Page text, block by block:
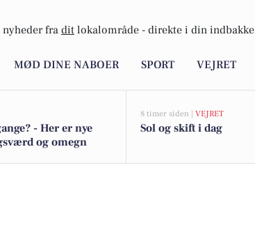
nyheder fra dit lokalområde - direkte i din indbakke
MØD DINE NABOER SPORT VEJRET
- Her er nye
og omegn
8 timer siden | VEJRET
Sol og skift i dag